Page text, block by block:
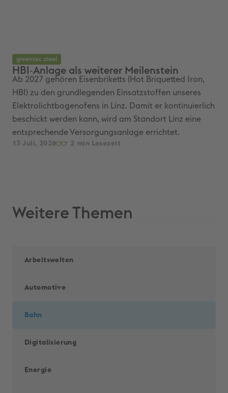
greentec steel
HBI‑Anlage als weiterer Meilenstein
Ab 2027 gehören Eisenbriketts (Hot Briquetted Iron,
HBI) zu den grundlegenden Einsatzstoffen unseres
Elektrolichtbogenofens in Linz. Damit er kontinuierlich
beschickt werden kann, wird am Standort Linz eine
entsprechende Versorgungsanlage errichtet.
13 Juli, 2026 2
Weitere Themen
Arbeitswelten
Automotive
Bahn
Digitalisierung
Energie